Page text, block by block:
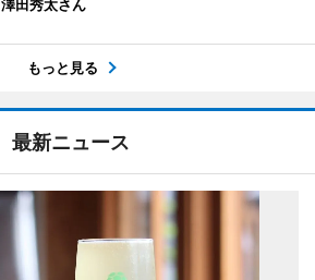
澤田秀太さん
もっと見る
最新ニュース